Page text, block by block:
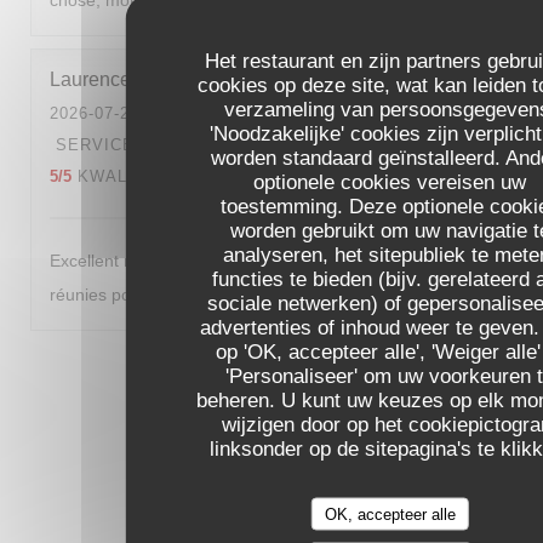
Het restaurant en zijn partners
cookies op deze site, wat kan leiden
verzameling van
'Noodzakelijke' cookies zijn
worden standaard geïnstalleerd.
optionele cookies vereisen uw
toestemming. Deze optionele
worden gebruikt om uw navigatie
analyseren, het sitepubliek te
functies te bieden (bijv. gerelateerd
sociale netwerken) of
advertenties of inhoud weer te
op 'OK, accepteer alle', 'Weiger
'Personaliseer' om uw voorkeuren
beheren. U kunt uw keuzes op elk
wijzigen door op het
linksonder op de sitepagina's te
OK, accepteer alle
Laurence
2026-07-28
- 19:45 - GASTEN 2
SERVICE
ATMOSFEER: 4/5 KEUKEN:
5/5 KWALITEIT / PRIJS : 5/5
Excellent repas comme d'habitude , fraicheur et saveurs
réunies pour ce diner d'été
2 3